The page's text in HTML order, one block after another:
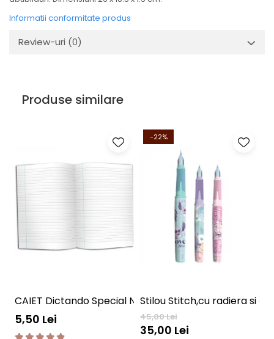
Informatii conformitate produs
Review-uri (0)
Produse similare
CAIET Dictando Special NumLit CD
5,50 Lei
-22%
Stilou Stitch,cu radiera si
45,00 Lei
35,00 Lei